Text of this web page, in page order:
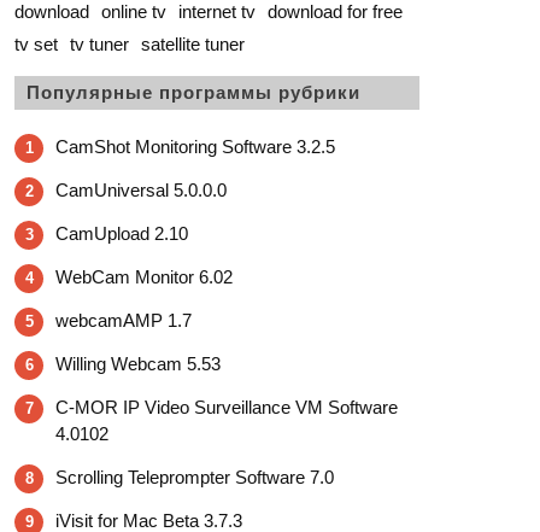
download online tv internet tv download for free
tv set tv tuner satellite tuner
Популярные программы рубрики
1 CamShot Monitoring Software 3.2.5
2 CamUniversal 5.0.0.0
3 CamUpload 2.10
4 WebCam Monitor 6.02
5 webcamAMP 1.7
6 Willing Webcam 5.53
7
C-MOR IP Video Surveillance VM Software
4.0102
8 Scrolling Teleprompter Software 7.0
9 iVisit for Mac Beta 3.7.3